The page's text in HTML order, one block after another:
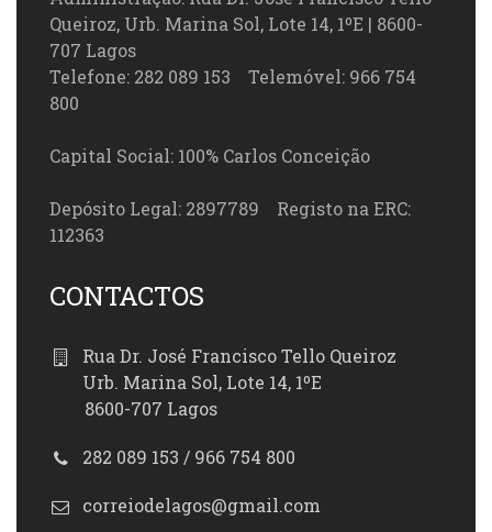
Queiroz, Urb. Marina Sol, Lote 14, 1ºE | 8600-
707 Lagos
Telefone: 282 089 153 Telemóvel: 966 754
800
Capital Social: 100% Carlos Conceição
Depósito Legal: 2897789 Registo na ERC:
112363
CONTACTOS
Rua Dr. José Francisco Tello Queiroz
Urb. Marina Sol, Lote 14, 1ºE
8600-707 Lagos
282 089 153 / 966 754 800
correiodelagos@gmail.com